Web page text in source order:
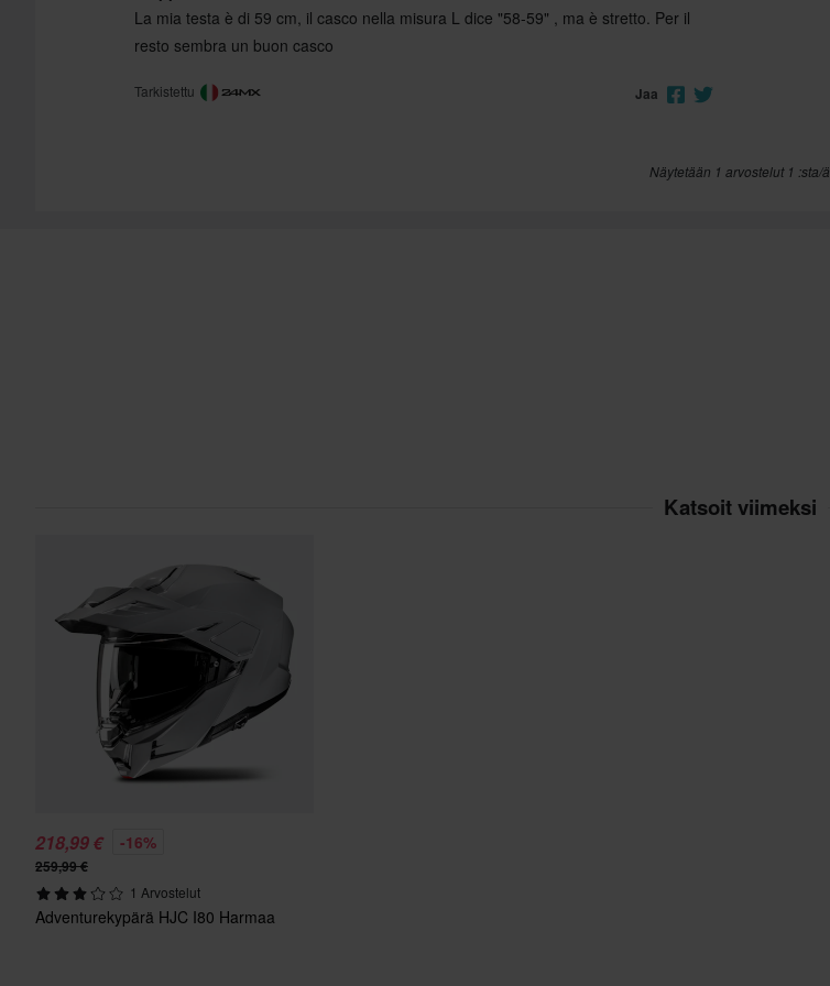
La mia testa è di 59 cm, il casco nella misura L dice "58-59" , ma è stretto. Per il
resto sembra un buon casco
Tarkistettu Jaa
Näytetään 1 arvostelut 1 :sta/ä
Katsoit viimeksi
218,99 € -16%
259,99 €
1 Arvostelut
Adventurekypärä HJC I80 Harmaa